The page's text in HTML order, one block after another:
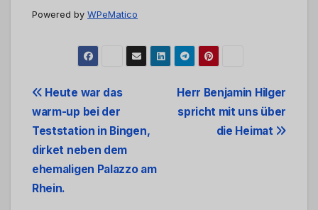
Powered by WPeMatico
Beitrags-
Navigation
Herr Benjamin Hilger
spricht mit uns über
die Heimat
Heute war das
warm-up bei der
Teststation in Bingen,
dirket neben dem
ehemaligen Palazzo am
Rhein.